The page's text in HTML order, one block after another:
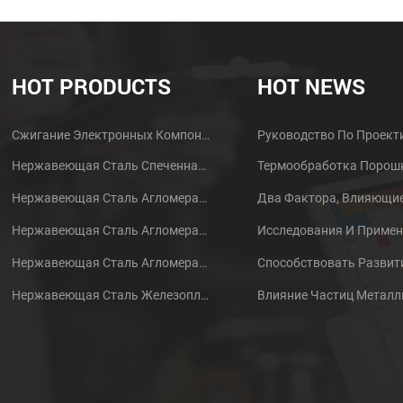
HOT PRODUCTS
Сжигание Электронных Компонентов MIM Металлических Деталей Корпуса Наушников
Нержавеющая Сталь Спеченная Порошковая Металлургическая Латунная Шестерня
Нержавеющая Сталь Агломерат Порошковый Металлургический Металлический Шестерня
Нержавеющая Сталь Агломерат Порошковый Металлургический Металлический Шестерня
Нержавеющая Сталь Агломерационный Порошок
Нержавеющая Сталь Железопластика
HOT NEWS